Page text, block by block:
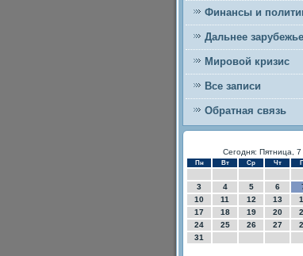
Финансы и
Дальнее зарубежье
Мировой кризис
Все записи
Обратная связь
Сегодня: Пятница, 7
Пн Вт Ср Чт
3
4 5 6
10
11 12 13
17
18 19 20
24
25 26 27
31